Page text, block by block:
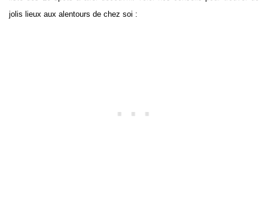
jolis lieux aux alentours de chez soi :